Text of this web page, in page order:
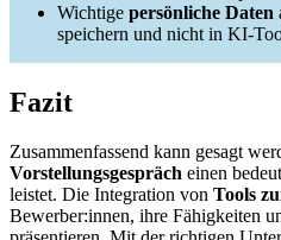
Wichtige persönliche Daten
speichern und nicht in KI-
Fazit
Zusammenfassend kann gesagt
Vorstellungsgespräch einen
leistet. Die Integration von Tools
Bewerber:innen, ihre Fähigkeiten